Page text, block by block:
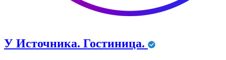
У Источника. Гостиница.